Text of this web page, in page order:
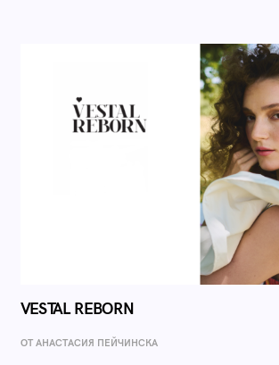
VESTAL REBORN
ОТ AНАСТАСИЯ ПЕЙЧИНСКА